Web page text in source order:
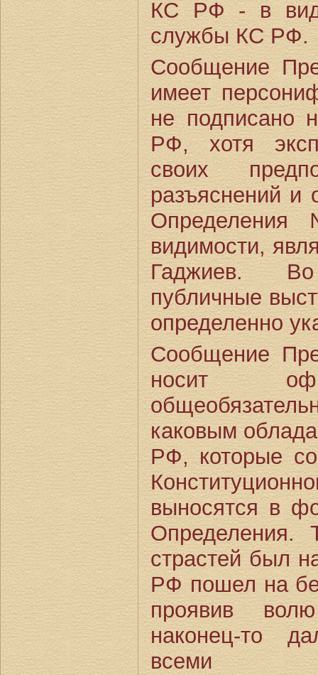
КС РФ - в
службы КС РФ.
Сообщение
имеет
не подписано
РФ, хотя
своих
разъяснений и
видимости,
Гаджиев.
публичные
определенно
Сообщение
носит
каковым
РФ, которые
выносятся в
Определения.
страстей был
РФ пошел на
проявив
наконец-то
всеми